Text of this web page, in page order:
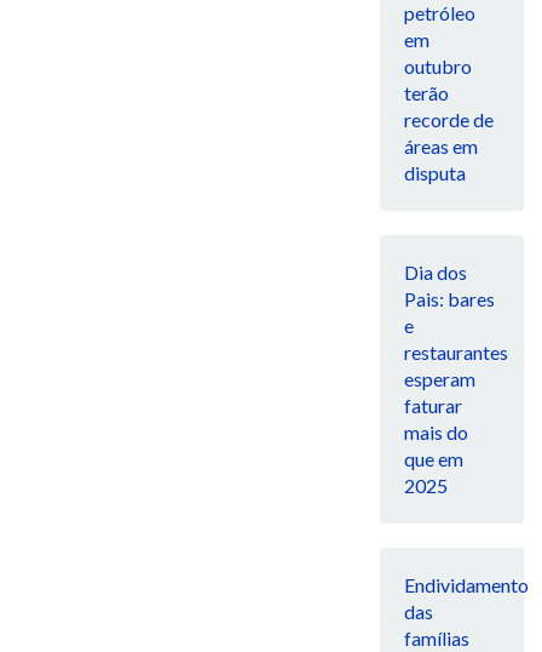
petróleo
em
outubro
terão
recorde de
áreas em
disputa
Dia dos
Pais: bares
e
restaurantes
esperam
faturar
mais do
que em
2025
Endividamento
das
famílias